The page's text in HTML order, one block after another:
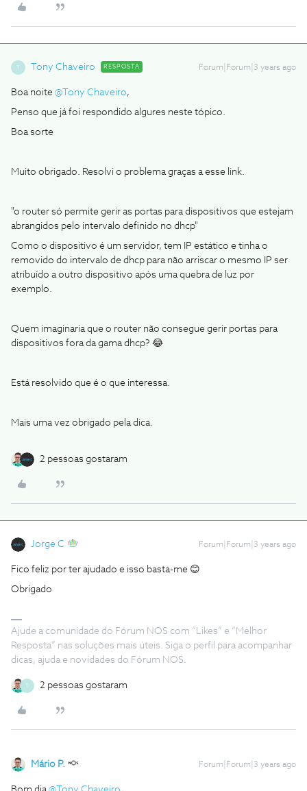
T Tony Chaveiro RESPOSTA Forum|Forum|3 years ago
Boa noite @Tony Chaveiro,
Penso que já foi respondido algures neste tópico.
Boa sorte
Muito obrigado. Resolvi o problema graças a esse link.
"o router só permite gerir as portas para dispositivos que estejam
abrangidos pelo intervalo definido no dhcp"
Como o dispositivo é um servidor, tem IP estático e tinha o
removido do intervalo de dhcp para não arriscar o mesmo IP ser
atribuído a outro dispositivo após uma quebra de luz por
exemplo.
Quem imaginaria que o router não consegue gerir portas para
dispositivos fora da gama dhcp? 😂
Está resolvido que é o que interessa.
Mais uma vez obrigado pela dica.
2 pessoas gostaram
Jorge C Forum|Forum|3 years ago
Fico feliz por ter ajudado e isso basta-me 😊
Obrigado
Ajude a comunidade do Fórum NOS com “Likes” e “Melhor
Resposta” nas soluções mais úteis. Siga o perfil para acompanhar
dicas, ajuda e novidades do Fórum NOS.
T 2 pessoas gostaram
Mário P. Forum|Forum|3 years ago